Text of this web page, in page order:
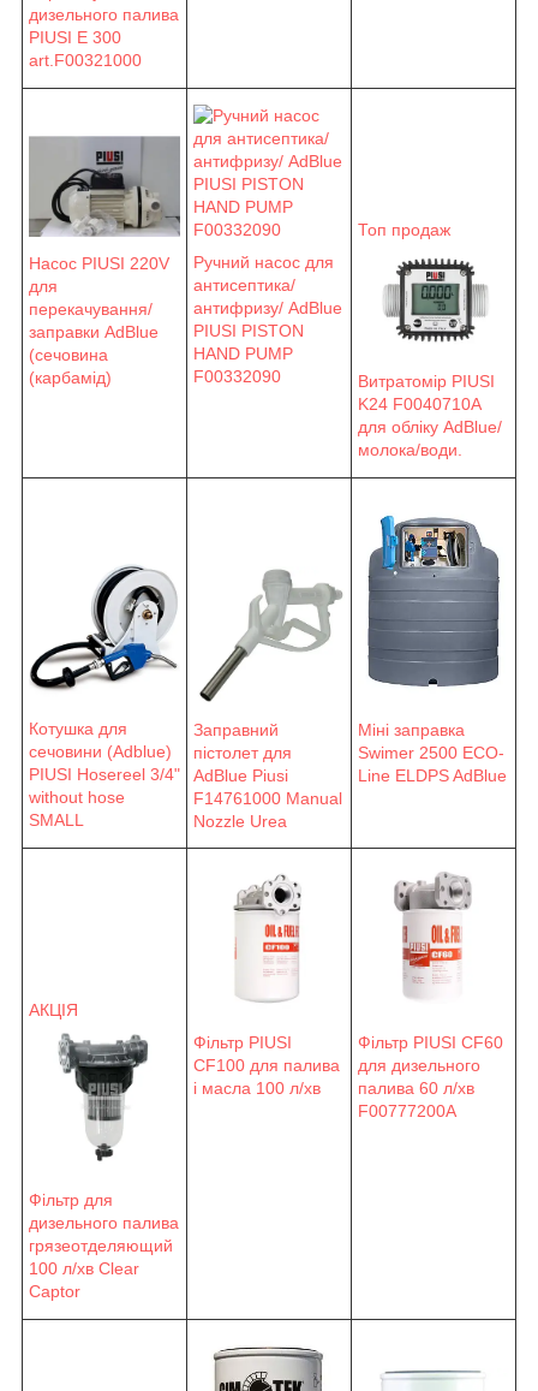
дизельного палива
PIUSI E 300
art.F00321000
Насос PIUSI 220V
для
перекачування/
заправки AdBlue
(сечовина
(карбамід)
Ручний насос для
антисептика/
антифризу/ AdBlue
PIUSI PISTON
HAND PUMP
F00332090
Топ продаж
Витратомір PIUSI
K24 F0040710A
для обліку AdBlue/
молока/води.
Котушка для
сечовини (Adblue)
PIUSI Hosereel 3/4"
without hose
SMALL
Заправний
пістолет для
AdBlue Piusi
F14761000 Manual
Nozzle Urea
Міні заправка
Swimer 2500 ECO-
Line ELDPS AdBlue
АКЦІЯ
Фільтр для
дизельного палива
грязеотделяющий
100 л/хв Clear
Captor
Фільтр PIUSI
CF100 для палива
і масла 100 л/хв
Фільтр PIUSI CF60
для дизельного
палива 60 л/хв
F00777200А